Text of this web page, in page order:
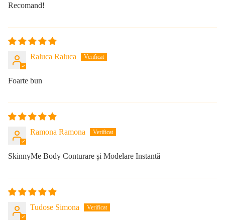
Recomand!
Raluca Raluca
Foarte bun
Ramona Ramona
SkinnyMe Body Conturare și Modelare Instantă
Tudose Simona